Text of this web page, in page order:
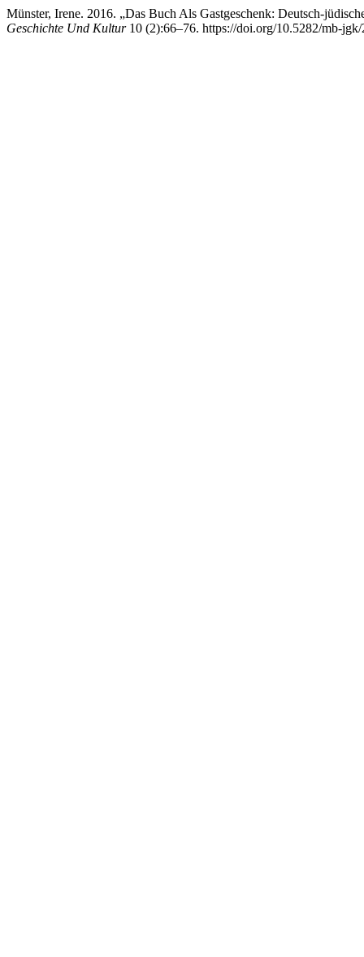
Münster, Irene. 2016. „Das Buch Als Gastgeschenk: Deutsch-
Geschichte Und Kultur10 (2):66–76. https://doi.org/10.5282/mb-jgk/